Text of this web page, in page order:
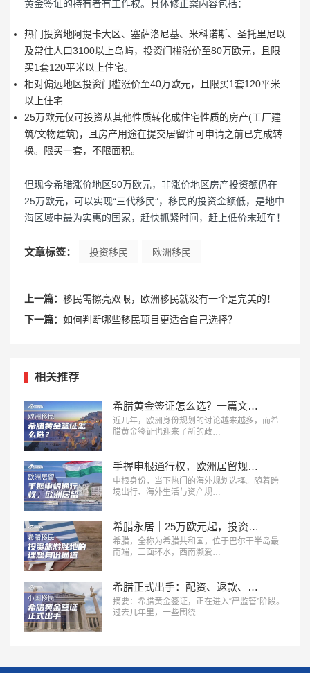
黄金签证的持有者有工作权。具体修正案内容包括：
热门投资地阿提卡大区、塞萨洛尼基、米科诺斯、圣托里尼以
及常住人口3100以上岛屿，投资门槛涨价至80万欧元，且限
买1套120平米以上住宅。
相对偏远地区投资门槛涨价至40万欧元，且限买1套120平米
以上住宅
25万欧元仅可投资从其他性质转化成住宅性质的房产(工厂建
筑/文物建筑)，且房产用途在提交居留许可申请之前已完成转
换。限买一套，不限面积。
但现今希腊涨价地区50万欧元，非涨价地区房产投资额仍在
25万欧元，可以实现“三代移民”，移民的投资金额低，是地中
海区域中最为实惠的国家，赶快抓紧时间，赶上低价末班车！
文章标签： 投资移民 欧洲移民
上一篇： 移民需擦亮双眼，欧洲移民就没有一个是完美的！
下一篇： 如何判断哪些移民项目更适合自己选择？
相关推荐
希腊黄金签证怎么选？一篇文章看懂三档投资门槛！
近几年，欧洲身份规划的讨论越来越多，而希
腊黄金签证也迎来了新的政…
手握申根通行权，欧洲居留规划该如何选择？
申根身份，当下热门的海外规划选择。随着跨
境出行、海外生活与资产规…
希腊永居｜25万欧元起，投资旅游胜地的理想身份通道
希腊，全称为希腊共和国，位于巴尔干半岛最
南端，三面环水，西南濒爱…
希腊正式出手：配资、返款、低价黄金签证，或将直接取消身份
摘要：希腊黄金签证，正在进入“严监管”阶段。
过去几年里，一些围绕…